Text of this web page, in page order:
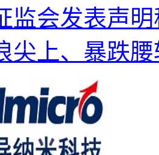
监会发表声
尖上、暴跌